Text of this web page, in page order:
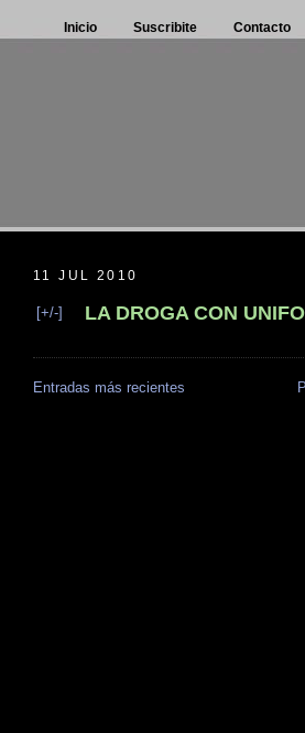
Inicio Suscribite Contacto
11 JUL 2010
[+/-] LA DROGA CON
Entradas más recientes